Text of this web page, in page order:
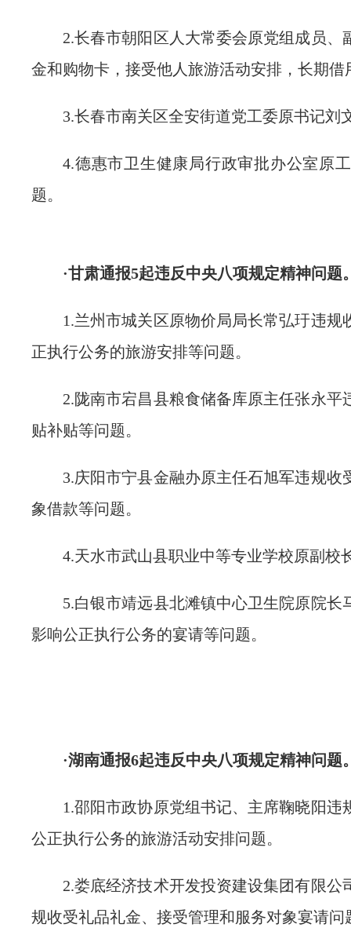
2.长春市朝阳区人大常委会原党组成员
金和购物卡，接受他人旅游活动安排，长期
3.长春市南关区全安街道党工委原书记刘
4.德惠市卫生健康局行政审批办公室原
题。
·甘肃通报5起违反中央八项规定精神问题
1.兰州市城关区原物价局局长常弘玗违
正执行公务的旅游安排等问题。
2.陇南市宕昌县粮食储备库原主任张永
贴补贴等问题。
3.庆阳市宁县金融办原主任石旭军违规
象借款等问题。
4.天水市武山县职业中等专业学校原副校
5.白银市靖远县北滩镇中心卫生院原院
影响公正执行公务的宴请等问题。
·湖南通报6起违反中央八项规定精神问题
1.邵阳市政协原党组书记、主席鞠晓阳
公正执行公务的旅游活动安排问题。
2.娄底经济技术开发投资建设集团有限
规收受礼品礼金、接受管理和服务对象宴请问